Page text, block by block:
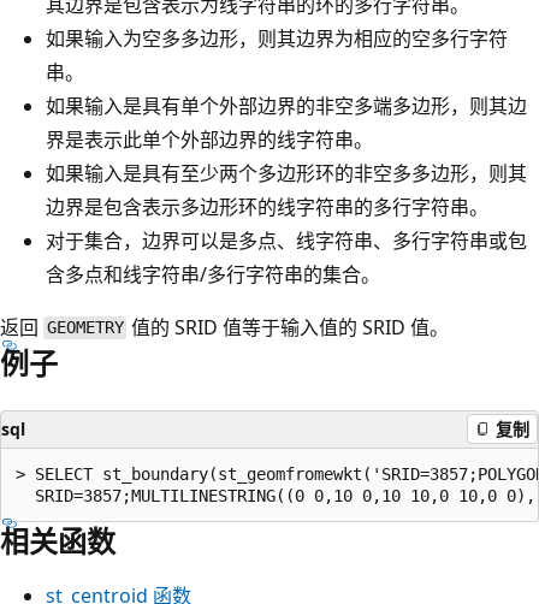
如果输入为空多多边形，则其边界为相应的空多行字符
串。
如果输入是具有单个外部边界的非空多端多边形，则其边
界是表示此单个外部边界的线字符串。
如果输入是具有至少两个多边形环的非空多多边形，则其
边界是包含表示多边形环的线字符串的多行字符串。
对于集合，边界可以是多点、线字符串、多行字符串或包
含多点和线字符串/多行字符串的集合。
返回 GEOMETRY 值的 SRID 值等于输入值的 SRID 值。
例子
sql 复制
> SELECT
相关函数
st_centroid 函数